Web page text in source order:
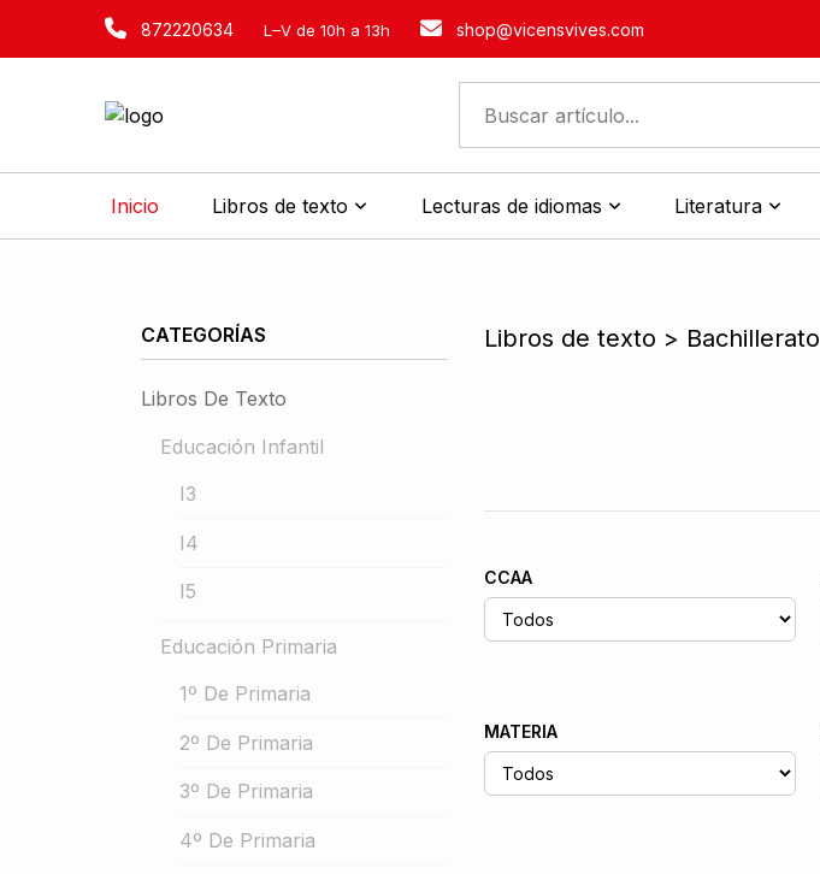
872220634 L–V de 10h a 13h shop@vicensvives.com
Inicio Libros de texto Lecturas de idiomas Literatura
Libros de texto > Bachillerato
CCAA
MATERIA
CATEGORÍAS
Libros De Texto
Educación Infantil
I3
I4
I5
Educación Primaria
1º De Primaria
2º De Primaria
3º De Primaria
4º De Primaria